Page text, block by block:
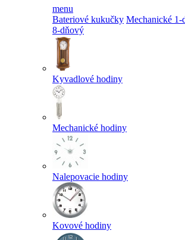
menu
Bateriové kukučky Mechanické 1-
8-dňový
Kyvadlové hodiny
Mechanické hodiny
Nalepovacie hodiny
Kovové hodiny